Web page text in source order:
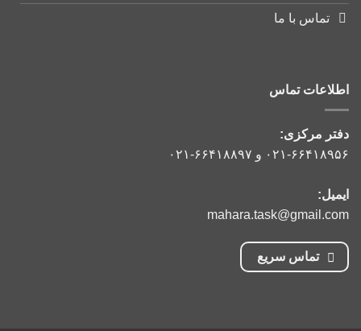
تماس با ما
اطلاعات تماس
دفتر مرکزی:
۰۲۱-۶۶۴۱۸۹۵۶ و ۰۲۱-۶۶۴۱۸۸۹۷
ایمیل:
mahara.task@gmail.com
تماس سریع